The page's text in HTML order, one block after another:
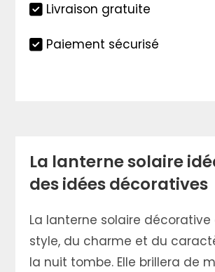
Livraison gratuite
Paiement sécurisé
La lanterne solaire
des idées décoratives
La lanterne solaire
style, du charme et du
la nuit tombe. Elle brillera de